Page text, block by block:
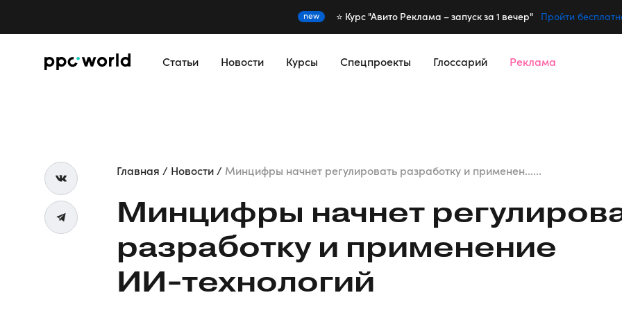
new ⭐️ Курс "Авито Реклама – запуск за 1 вечер" Пройти
Статьи Новости Курсы Спецпроекты Глоссарий Реклама
Главная Новости Минцифры начнет регулировать разработку и применен......
Минцифры начнет
разработку и применение
ИИ-технологий